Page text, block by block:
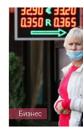
Бизнес